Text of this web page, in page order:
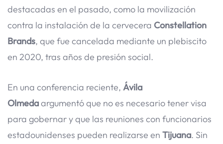
destacadas en el pasado, como la movilización
contra la instalación de la cervecera Constellation
Brands, que fue cancelada mediante un plebiscito
en 2020, tras años de presión social.
En una conferencia reciente, Ávila
Olmedaargumentó que no es necesario tener visa
para gobernar y que las reuniones con funcionarios
estadounidenses pueden realizarse en Tijuana. Sin